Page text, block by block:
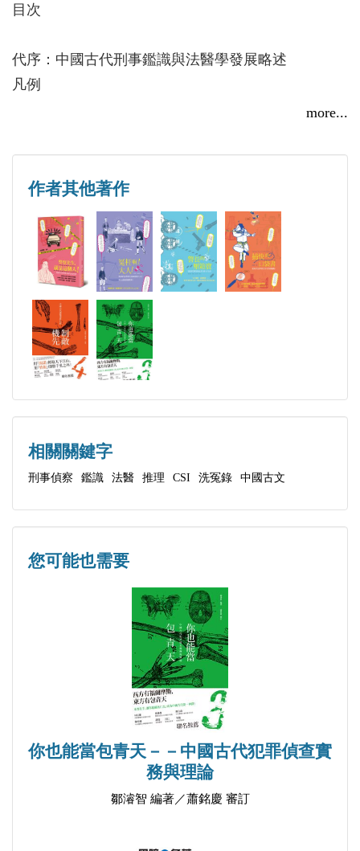
想逃？沒那麼容易！鑑識科學知多少？
【活動速報】2017台北國際書展 秀威生活風格線各領
域作者齊聚一堂，為你帶來滿滿的幸福大平台
2017/01/13
給自己一個讚！博客來排行榜，秀威上榜的有....？
法，同時配合犯罪現場的真實照相，最後附上數則今
了，「歷史是一面最好的鏡子」，此言不虛。本書文
言文雖多、法醫用語也多，但我還是讀得津津有味！
拜影視所賜，刑事鑑識與法醫檢驗已成一般人閱讀社
會新聞及犯罪故事時「必備」的驗證調查手法，也是
定罪量刑的重要關鍵，透過快速的影像剪輯加上特效
動畫的安排，總讓人忍不住讚嘆「來自西方的先進科
技真是厲害」－－等等，可別把外國的月亮想得比較
圓，打從兩千多年前的中國秦漢時代，便已有相當具
系統、成熟的研究技術與審訊方式囉。
這種說法毫不誇張，在《誰說仵作不科學：古代刑事
《洗冤錄集》、《棠陰比事》、《折獄龜鑑》等古籍
相對照，即能看出老祖宗們可是相當厲害的！全書搭
配發生在台灣的案件調查（加上相當「寫實」的照片
愛推理小說及影劇的讀者們亦可藉此開開眼界，在此
推薦。－－推理評論人 冬陽
1973年生，臺灣南投人。中央警察大學鑑識科學所碩
士、犯罪防治所博士。曾任臺北市政府警察局及南投
識、測謊技術應用研究。曾獲警政署第一屆全國刑事
鑑識楷模。
目次
代序：中國古代刑事鑑識與法醫學發展略述
凡例
木之部．之一．吐櫻抓賊
木之部．之二．旱蓮水毒
木之部．之三．遭人勒斃
木之部．之四．葉汁偽傷
火之部
火之部．之一．死後焚屍
火之部．之二．糞門炸死
火之部．之三．雷擊致死
火之部．之四．槍擊爛死
土之部．之一．生前活埋
土之部．之二．移屍誣人
土之部．之三．誤中井毒
土之部．之四．糞毒斃命
金之部．之一．刀痕決疑
金之部．之二．吞金殞命
金之部．之三．借刀殺人
金之部．之四．蠅集兇刀
水之部．之一．身中魨毒
水之部．之二．食鮮中毒
水之部．之三．倒提入水
more...
作者其他著作
相關關鍵字
刑事偵察 鑑識 法醫 推理 CSI 洗冤錄 中國古文
您可能也需要
你也能當包青天－－中國古代犯罪偵查實
務與理論
鄒濬智 編著／蕭銘慶 審訂